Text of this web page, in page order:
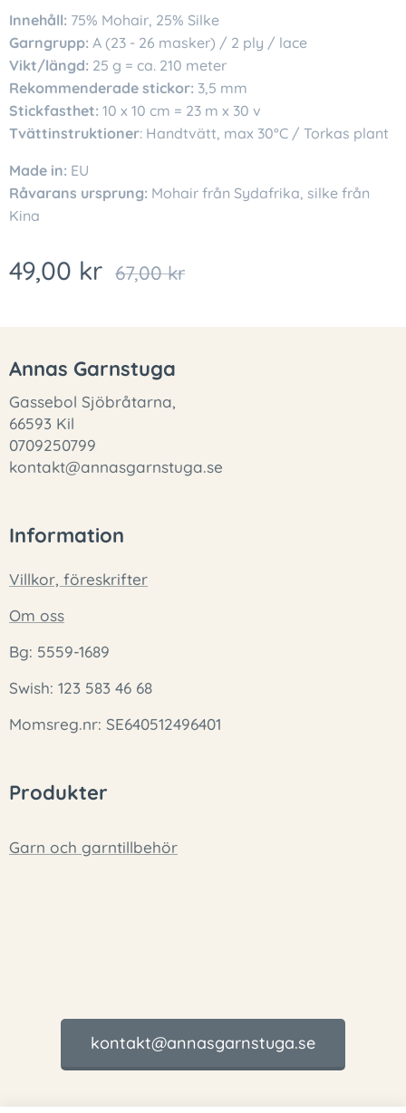
Innehåll: 75% Mohair, 25% Silke
Garngrupp: A (23 - 26 masker) / 2 ply / lace
Vikt/längd: 25 g = ca. 210 meter
Rekommenderade stickor: 3,5 mm
Stickfasthet: 10 x 10 cm = 23 m x 30 v
Tvättinstruktioner: Handtvätt, max 30°C / Torkas plant
Made in: EU
Råvarans ursprung: Mohair från Sydafrika, silke från
Kina
49,00 kr 67,00kr
Annas Garnstuga
Gassebol Sjöbråtarna,
66593 Kil
0709250799
kontakt@annasgarnstuga.se
Information
Villkor, föreskrifter
Om oss
Bg: 5559-1689
Swish: 123 583 46 68
Momsreg.nr: SE640512496401
Produkter
Garn och garntillbehör
kontakt@annasgarnstuga.se